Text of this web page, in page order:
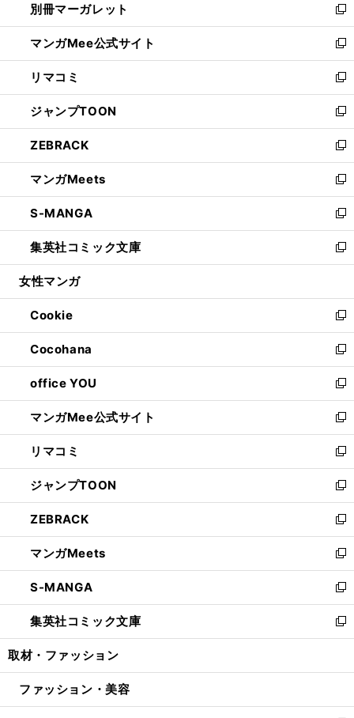
く
で
開
く
ィ
ン
ド
ウ
で
開
く
い
ウ
ィ
ン
ド
ウ
で
開
く
別冊マーガレット
新
し
い
ウ
ィ
ン
ド
ウ
で
開
く
マンガMee公式サイト
新
し
い
ウ
ィ
ン
ド
ウ
で
開
く
リマコミ
新
し
い
ウ
ィ
ン
ド
ウ
で
開
く
ジャンプTOON
新
し
い
ウ
ィ
ン
ド
ウ
で
開
ZEBRACK
新
し
い
ウ
ィ
ン
ド
ウ
開
く
マンガMeets
新
し
い
ウ
ィ
ン
ウ
で
開
く
S-MANGA
新
し
い
ウ
ン
ド
ウ
で
開
く
集英社コミック文庫
新
し
ウ
ィ
ン
ド
ウ
で
開
く
女性マンガ
Cookie
新
し
い
ウ
ィ
ン
ド
ウ
で
開
く
Cocohana
新
し
い
ウ
ィ
ン
ド
ウ
で
開
く
office YOU
新
し
い
ウ
ィ
ン
ド
ウ
で
開
く
マンガMee公式サイト
新
し
い
ウ
ィ
ン
ド
ウ
で
開
く
リマコミ
新
し
い
ウ
ィ
ン
ド
ウ
で
開
く
ジャンプTOON
新
し
い
ウ
ィ
ン
ド
ウ
で
開
ZEBRACK
新
し
い
ウ
ィ
ン
ド
ウ
開
マンガMeets
新
し
い
ウ
ィ
ン
ウ
開
S-MANGA
新
し
い
ウ
ン
ウ
集英社コミック文庫
新
し
ウ
ン
取材・ファッション
ファッション・美容